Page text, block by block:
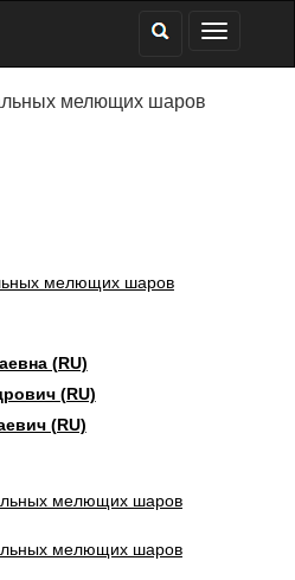
мелющих шаров
(RU)
(RU)
(RU)